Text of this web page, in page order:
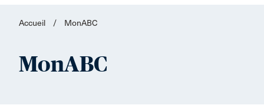
Accueil / MonABC
MonABC